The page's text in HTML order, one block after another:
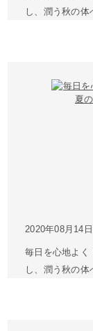
し、潤う秋の体
2020年08月14日
毎日を心地よく
し、潤う秋の体